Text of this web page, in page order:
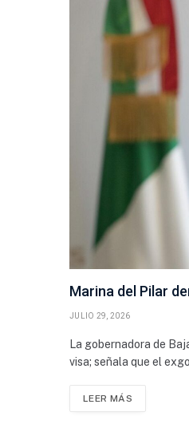
Marina del Pilar
JULIO 29, 2026
La gobernadora de
visa; señala que el
LEER MÁS